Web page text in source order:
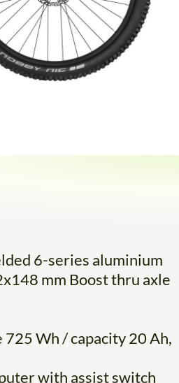
6-series aluminium
mm Boost thru axle
Wh / capacity 20 Ah,
with assist switch